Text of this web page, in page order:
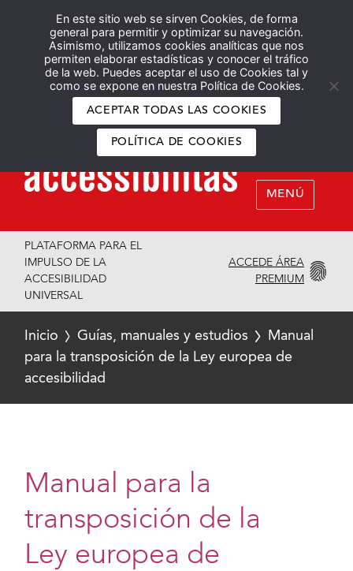
En este sitio web se sirven Cookies, de forma
general para permitir y optimizar su navegación.
Asimismo, utilizamos cookies analíticas que nos
permiten elaborar estadísticas y conocer el tráfico
de la web. Puedes aceptar el uso de Cookies tal y
como se expone en nuestra Política de Cookies.
ACEPTAR TODAS LAS COOKIES
POLÍTICA DE COOKIES
Español English
MENÚ
PLATAFORMA PARA EL
IMPULSO DE LA
ACCESIBILIDAD
UNIVERSAL
ACCEDE ÁREA
PREMIUM
Inicio Guías, manuales y estudios
Manual
para la transposición de la Ley europea de
accesibilidad
Manual para la
transposición de la
Ley europea de